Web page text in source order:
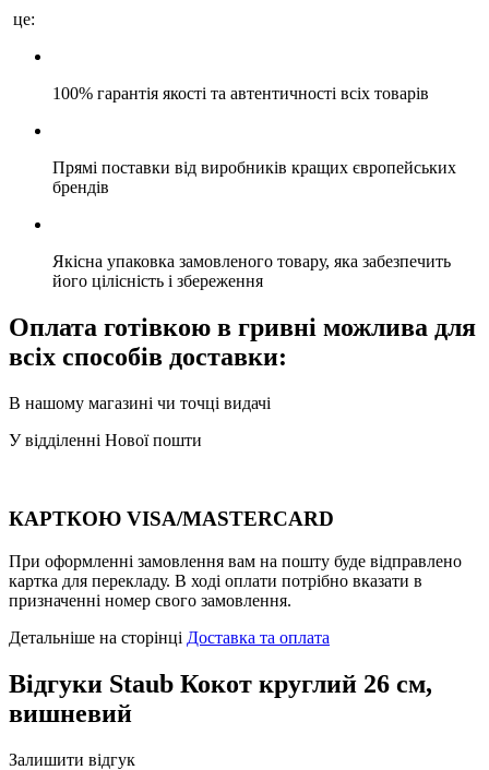
це:
100% гарантія якості та автентичності всіх товарів
Прямі поставки від виробників кращих європейських
брендів
Якісна упаковка замовленого товару, яка забезпечить
його цілісність і збереження
Оплата готівкою в гривні можлива для
всіх способів доставки:
В нашому магазині чи точці видачі
У відділенні Нової пошти
КАРТКОЮ VISA/MASTERCARD
При оформленні замовлення вам на пошту буде відправлено
картка для перекладу. В ході оплати потрібно вказати в
призначенні номер свого замовлення.
Детальніше на сторінці Доставка та оплата
Відгуки Staub Кокот круглий 26 см,
вишневий
Залишити відгук